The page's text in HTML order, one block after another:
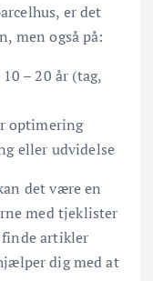
er det
men også på:
– 20 år (tag,
optimering
eller udvidelse
det være en
med tjeklister
finde artikler
dig med at